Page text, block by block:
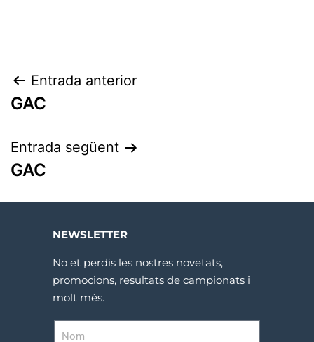
Entrada anterior
GAC
Entrada següent
GAC
NEWSLETTER
No et perdis les nostres novetats,
promocions, resultats de campionats i
molt més.